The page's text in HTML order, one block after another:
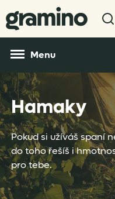
Menu
Hamaky
Pokud si užíváš spaní
do toho řešíš i
pro tebe.